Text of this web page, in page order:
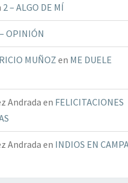
2 – ALGO DE MÍ
OPINIÓN
MUÑOZen ME DUELE
Andrada en FELICITACIONES
Andrada en INDIOS EN